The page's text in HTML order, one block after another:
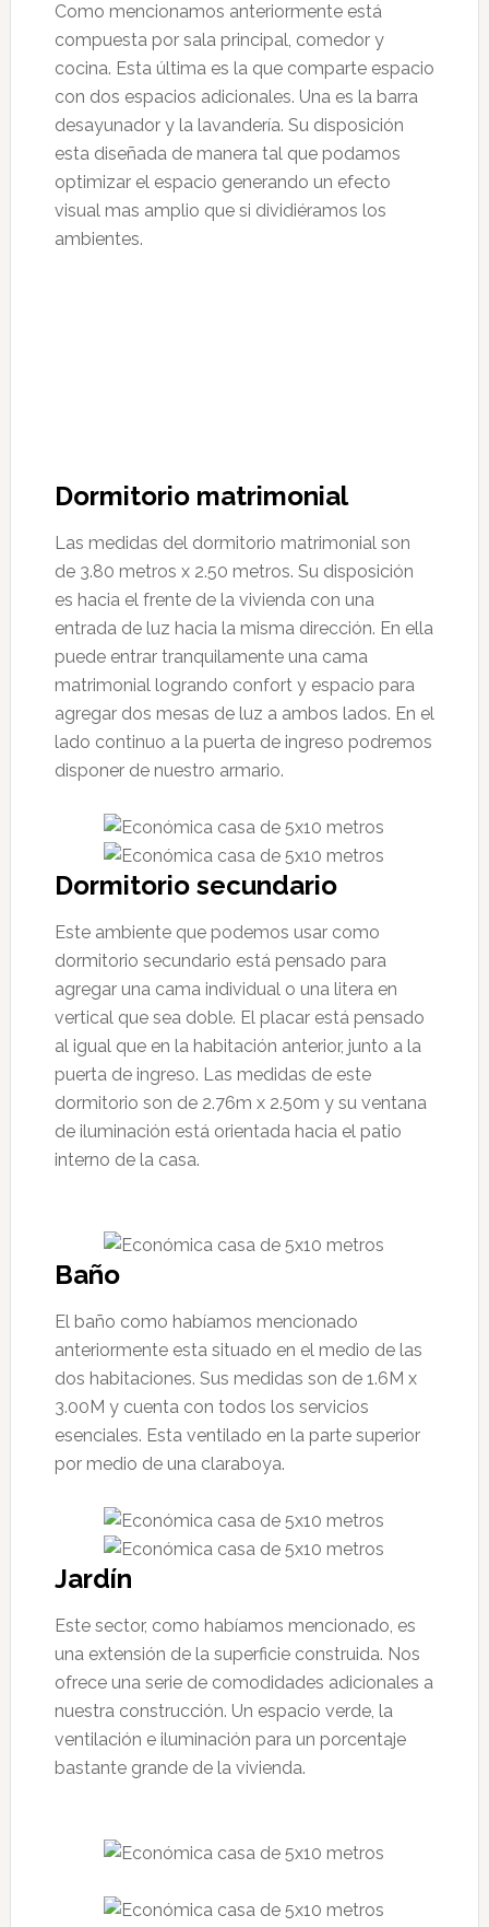
Como mencionamos anteriormente está
compuesta por sala principal, comedor y
cocina. Esta última es la que comparte espacio
con dos espacios adicionales. Una es la barra
desayunador y la lavandería. Su disposición
esta diseñada de manera tal que podamos
optimizar el espacio generando un efecto
visual mas amplio que si dividiéramos los
ambientes.
Dormitorio matrimonial
Las medidas del dormitorio matrimonial son
de 3.80 metros x 2.50 metros. Su disposición
es hacia el frente de la vivienda con una
entrada de luz hacia la misma dirección. En ella
puede entrar tranquilamente una cama
matrimonial logrando confort y espacio para
agregar dos mesas de luz a ambos lados. En el
lado continuo a la puerta de ingreso podremos
disponer de nuestro armario.
Dormitorio secundario
Este ambiente que podemos usar como
dormitorio secundario está pensado para
agregar una cama individual o una litera en
vertical que sea doble. El placar está pensado
al igual que en la habitación anterior, junto a la
puerta de ingreso. Las medidas de este
dormitorio son de 2.76m x 2.50m y su ventana
de iluminación está orientada hacia el patio
interno de la casa.
Baño
El baño como habíamos mencionado
anteriormente esta situado en el medio de las
dos habitaciones. Sus medidas son de 1.6M x
3.00M y cuenta con todos los servicios
esenciales. Esta ventilado en la parte superior
por medio de una claraboya.
Jardín
Este sector, como habíamos mencionado, es
una extensión de la superficie construida. Nos
ofrece una serie de comodidades adicionales a
nuestra construcción. Un espacio verde, la
ventilación e iluminación para un porcentaje
bastante grande de la vivienda.